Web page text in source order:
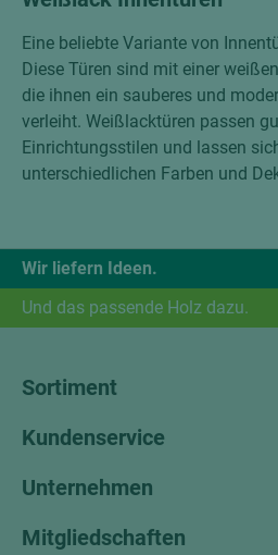
Eine beliebte Variante von
Diese Türen sind mit einer
die ihnen ein sauberes und
verleiht. Weißlacktüren passen
Einrichtungsstilen und lassen
unterschiedlichen Farben und
Wir liefern Ideen.
Und das passende Holz dazu.
Sortiment
Kundenservice
Unternehmen
Mitgliedschaften